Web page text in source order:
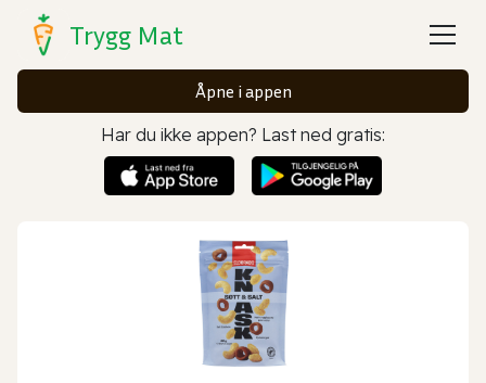
Trygg Mat
Åpne i appen
Har du ikke appen? Last ned gratis: